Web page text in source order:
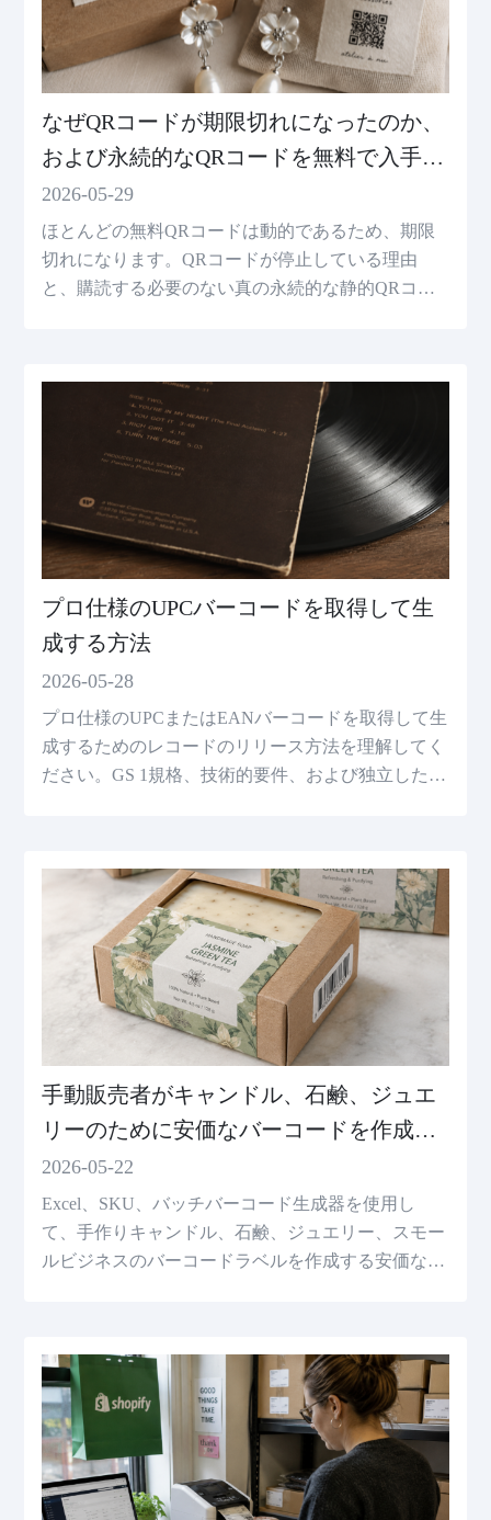
なぜQRコードが期限切れになったのか、
および永続的なQRコードを無料で入手す
る方法
2026-05-29
ほとんどの無料QRコードは動的であるため、期限
切れになります。QRコードが停止している理由
と、購読する必要のない真の永続的な静的QRコー
プロ仕様のUPCバーコードを取得して生
成する方法
2026-05-28
プロ仕様のUPCまたはEANバーコードを取得して生
成するためのレコードのリリース方法を理解してく
ださい。GS 1規格、技術的要件、および独立したア
手動販売者がキャンドル、石鹸、ジュエ
リーのために安価なバーコードを作成す
る方法
2026-05-22
Excel、SKU、バッチバーコード生成器を使用し
て、手作りキャンドル、石鹸、ジュエリー、スモー
ルビジネスのバーコードラベルを作成する安価な方